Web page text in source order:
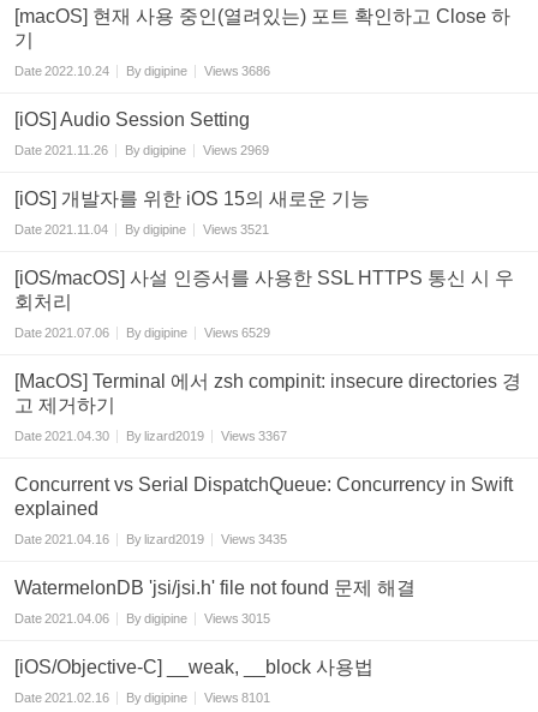
[macOS] 현재 사용 중인(열려있는) 포트 확인하고 Close 하
기
Date2022.10.24 Bydigipine Views 3686
[iOS] Audio Session Setting
Date2021.11.26 Bydigipine Views 2969
[iOS] 개발자를 위한 iOS 15의 새로운 기능
Date2021.11.04 Bydigipine Views 3521
[iOS/macOS] 사설 인증서를 사용한 SSL HTTPS 통신 시 우
회처리
Date2021.07.06 Bydigipine Views 6529
[MacOS] Terminal 에서 zsh compinit: insecure directories 경
고 제거하기
Date2021.04.30 Bylizard2019 Views 3367
Concurrent vs Serial DispatchQueue: Concurrency in Swift
explained
Date2021.04.16 Bylizard2019 Views 3435
WatermelonDB 'jsi/jsi.h' file not found 문제 해결
Date2021.04.06 Bydigipine Views 3015
[iOS/Objective-C] __weak, __block 사용법
Date2021.02.16 Bydigipine Views 8101